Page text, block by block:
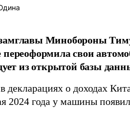
Минобороны
свои
из открытой базы
декларациях о доходах
2024 года у машины